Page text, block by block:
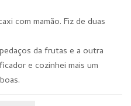
com mamão. Fiz de duas
da frutas e a outra
e cozinhei mais um